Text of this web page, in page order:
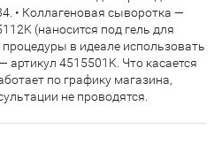
• Коллагеновая сыворотка —
(наносится под гель для
в идеале использовать
4515501K. Что касается
по графику магазина,
не проводятся.